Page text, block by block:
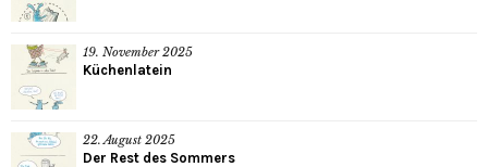
19. November 2025
Küchenlatein
22. August 2025
Der Rest des Sommers